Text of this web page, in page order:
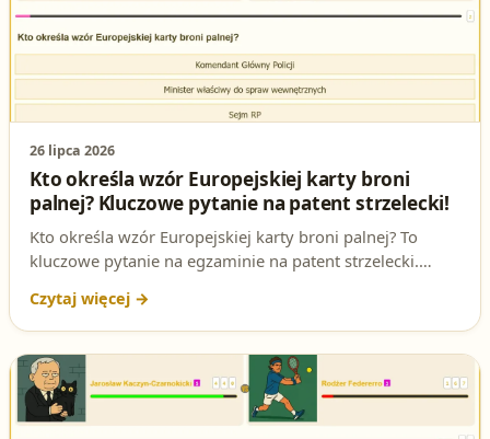
26 lipca 2026
Kto określa wzór Europejskiej karty broni
palnej? Kluczowe pytanie na patent strzelecki!
Kto określa wzór Europejskiej karty broni palnej? To
kluczowe pytanie na egzaminie na patent strzelecki.
takie ważne.